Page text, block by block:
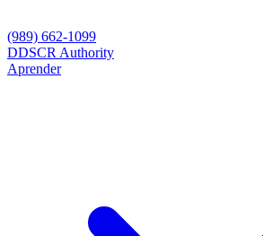
(989) 662-1099
DDSCR Authority
Aprender